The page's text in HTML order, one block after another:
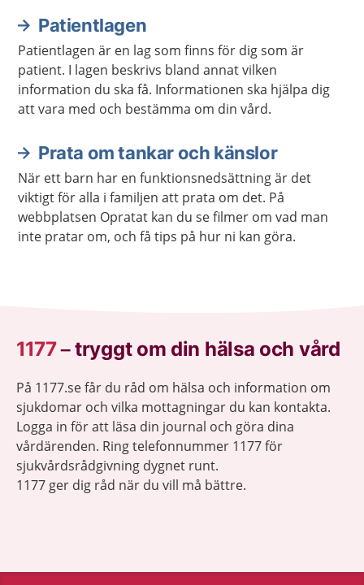
Patientlagen
Patientlagen är en lag som finns för dig som är
patient. I lagen beskrivs bland annat vilken
information du ska få. Informationen ska hjälpa dig
att vara med och bestämma om din vård.
Prata om tankar och känslor
När ett barn har en funktionsnedsättning är det
viktigt för alla i familjen att prata om det. På
webbplatsen Opratat kan du se filmer om vad man
inte pratar om, och få tips på hur ni kan göra.
1177–tryggt om din hälsa och vård
På 1177.se får du råd om hälsa och information om
sjukdomar och vilka mottagningar du kan kontakta.
Logga in för att läsa din journal och göra dina
vårdärenden. Ring telefonnummer 1177 för
sjukvårdsrådgivning dygnet runt.
1177 ger dig råd när du vill må bättre.